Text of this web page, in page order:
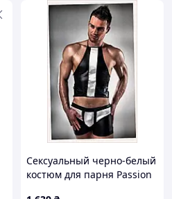
Сексуальный черно-белый
костюм для парня Passion